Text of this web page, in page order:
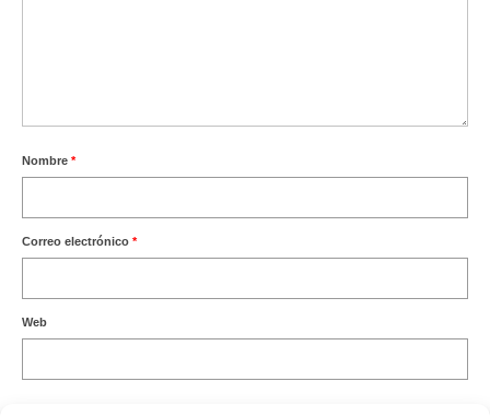
Nombre *
Correo electrónico *
Web